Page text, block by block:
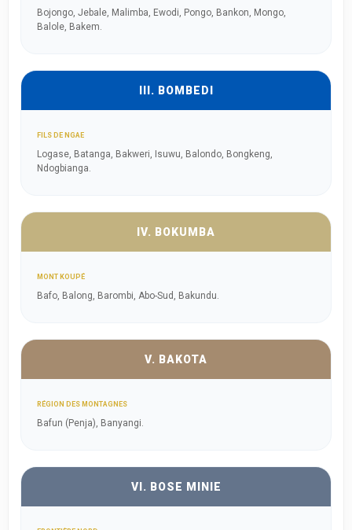
Bojongo, Jebale, Malimba, Ewodi, Pongo, Bankon, Mongo,
Balole, Bakem.
III. BOMBEDI
FILS DE NGAE
Logase, Batanga, Bakweri, Isuwu, Balondo, Bongkeng,
Ndogbianga.
IV. BOKUMBA
MONT KOUPÉ
Bafo, Balong, Barombi, Abo-Sud, Bakundu.
V. BAKOTA
RÉGION DES MONTAGNES
Bafun (Penja), Banyangi.
VI. BOSE MINIE